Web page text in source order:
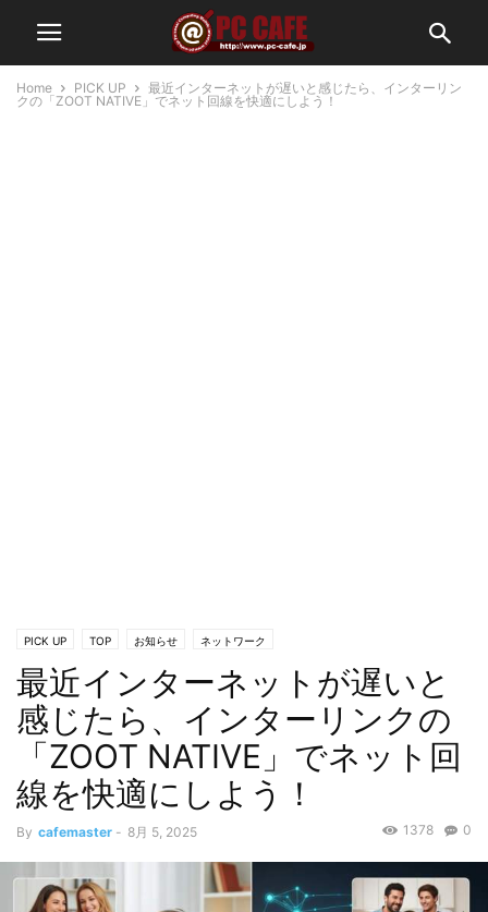
Home PICK UP
最近インターネットが遅いと感じたら、インターリン
クの「ZOOT NATIVE」でネット回線を快適にしよう！
PICK UP TOP お知らせ ネットワーク
最近インターネットが遅いと
感じたら、インターリンクの
「ZOOT NATIVE」でネット回
線を快適にしよう！
By cafemaster - 8月 5, 2025 0
1378